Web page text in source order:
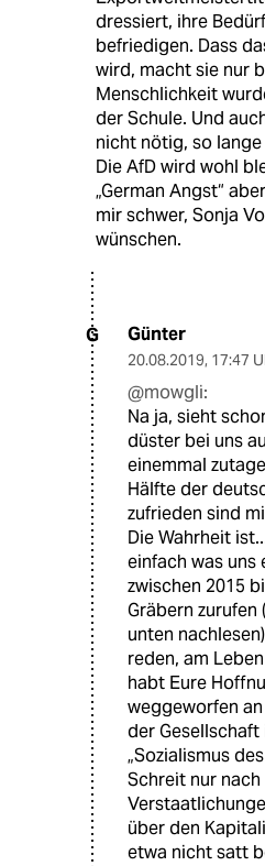
dressiert, ihre
befriedigen. Dass
wird, macht sie nur
Menschlichkeit
der Schule. Und
nicht nötig, so
Die AfD wird wohl
„German Angst“
mir schwer, Sonja
wünschen.
G Günter
20.08.2019, 17:47
@mowgli:
Na ja, sieht
düster bei uns
einemmal
Hälfte der
zufrieden sind
Die Wahrheit
einfach was uns
zwischen 2015
Gräbern zurufen
unten
reden, am
habt Eure
weggeworfen
der
„Sozialismus
Schreit nur nach
über den
etwa nicht satt